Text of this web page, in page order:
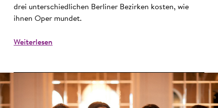
drei unterschiedlichen Berliner Bezirken kosten, wie
ihnen Oper mundet.
Weiterlesen